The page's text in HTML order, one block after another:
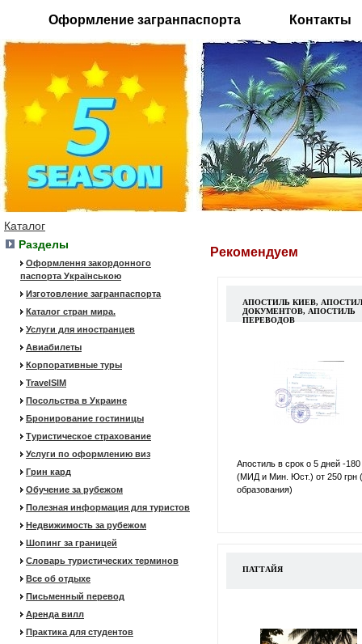
Оформление загранпаспорта Контакты
Каталог
Разделы
Оформлення закордонного
паспорта Українською
Изготовление загранпаспорта
Каталог стран мира.
Услуги для иностранцев
Авиабилеты
Корпоративные туры
TravelSIM
Посольства в Украине
Бронирование гостиницы
Туристическое страхование
Услуги по оформлению виз
Грин кард
Обучение за рубежом
Полезная информация для туристов
Недвижимость за рубежом
Шопинг за границей
Словарь туристических терминов
Все об отдыхе
Письменный перевод
Аренда вилл
Практика для студентов
Рекомендуем
АПОСТИЛЬ КИЕВ,
ДОКУМЕНТОВ, АПОСТИЛЬ
ПЕРЕВОДОВ
Апостиль в срок о 5 дней -180
(МИД и Мин. Юст.) от 250 грн
образования)
ПАТТАЙЯ